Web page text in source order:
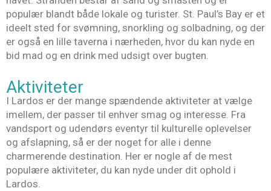
populær blandt både lokale og turister. St. Paul’s Bay er et
ideelt sted for svømning, snorkling og solbadning, og der
er også en lille taverna i nærheden, hvor du kan nyde en
bid mad og en drink med udsigt over bugten.
Aktiviteter
I Lardos er der mange spændende aktiviteter at vælge
imellem, der passer til enhver smag og interesse. Fra
vandsport og udendørs eventyr til kulturelle oplevelser
og afslapning, så er der noget for alle i denne
charmerende destination. Her er nogle af de mest
populære aktiviteter, du kan nyde under dit ophold i
Lardos.